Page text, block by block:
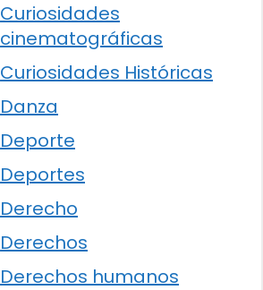
Curiosidades
cinematográficas
Curiosidades Históricas
Danza
Deporte
Deportes
Derecho
Derechos
Derechos humanos